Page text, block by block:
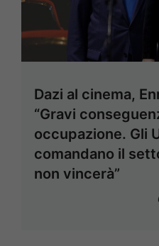
Dazi al cinema,
“Gravi
occupazione. Gli
comandano il
non vincerà”